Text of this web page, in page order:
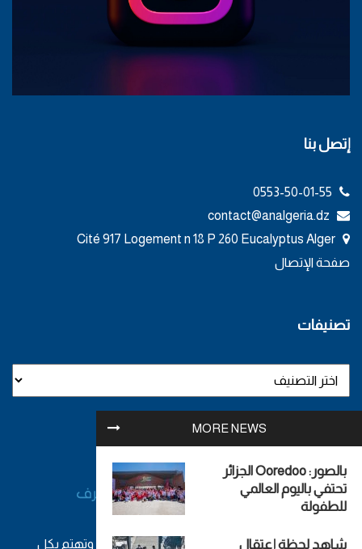
MORE NEWS
بالصور: Ooredoo الجزائر
تحتفي باليوم العالمي
للطفولة
شاهد لحظة إعتقال
إتصل بنا
صفحة الإتصال
تصنيفات
أول وكالة إخبارية جزائرية مستقلة - تصدر من الجزائر وتهتم بكل